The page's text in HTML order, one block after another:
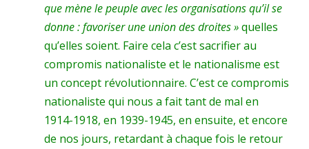
que mène le peuple avec les organisations qu’il se
donne : favoriser une union des droites »quelles
qu’elles soient. Faire cela c’est sacrifier au
compromis nationaliste et le nationalisme est
un concept révolutionnaire. C’est ce compromis
nationaliste qui nous a fait tant de mal en
1914-1918, en 1939-1945, en ensuite, et encore
de nos jours, retardant à chaque fois le retour